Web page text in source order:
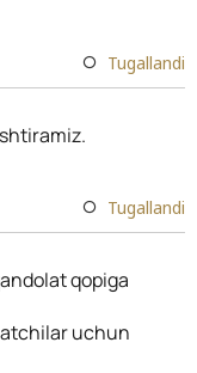
Tugallandi
Tugallandi
qopiga
uchun